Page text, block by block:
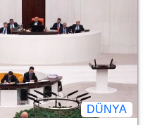
DÜNYA